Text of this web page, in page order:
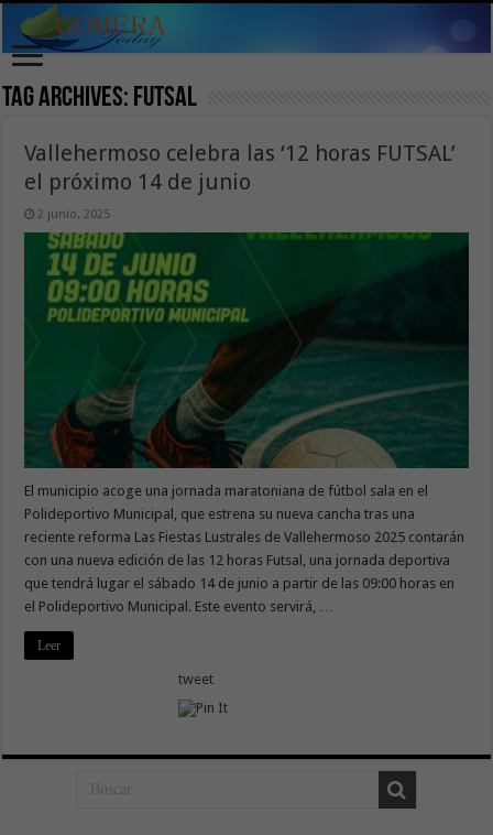
Tag Archives: futsal
Vallehermoso celebra las ‘12 horas FUTSAL’
el próximo 14 de junio
2 junio, 2025
El municipio acoge una jornada maratoniana de fútbol sala en el
Polideportivo Municipal, que estrena su nueva cancha tras una
reciente reforma Las Fiestas Lustrales de Vallehermoso 2025 contarán
con una nueva edición de las 12 horas Futsal, una jornada deportiva
que tendrá lugar el sábado 14 de junio a partir de las 09:00 horas en
el Polideportivo Municipal. Este evento servirá, …
Leer
tweet